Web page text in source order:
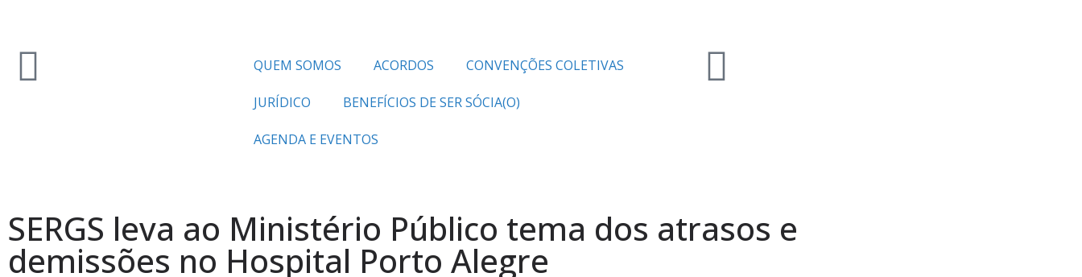
QUEM SOMOS ACORDOS CONVENÇÕES COLETIVAS
JURÍDICO BENEFÍCIOS DE SER SÓCIA(O)
AGENDA E EVENTOS
SERGS leva ao Ministério Público tema dos atrasos e
demissões no Hospital Porto Alegre